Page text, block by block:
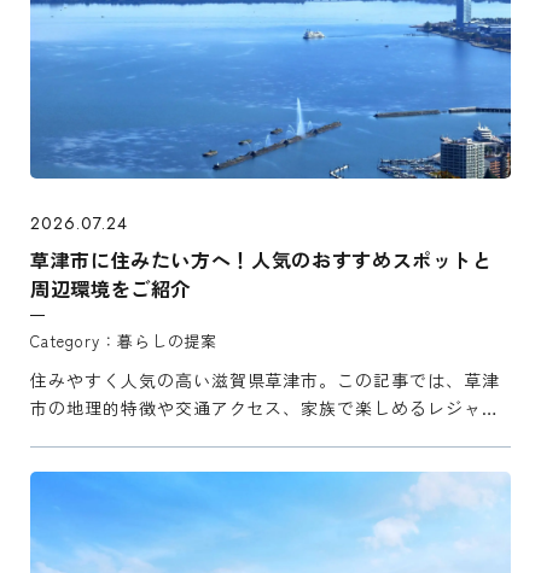
2026.07.24
草津市に住みたい方へ！人気のおすすめスポットと
周辺環境をご紹介
暮らしの提案
住みやすく人気の高い滋賀県草津市。この記事では、草津
市の地理的特徴や交通アクセス、家族で楽しめるレジャー